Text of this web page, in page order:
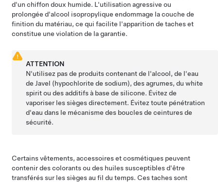
d'un chiffon doux humide. L'utilisation agressive ou
prolongée d'alcool isopropylique endommage la couche de
finition du matériau, ce qui facilite l'apparition de taches et
constitue une violation de la garantie.
ATTENTION
N'utilisez pas de produits contenant de l'alcool, de l'eau
de Javel (hypochlorite de sodium), des agrumes, du white
spirit ou des additifs à base de silicone. Évitez de
vaporiser les sièges directement. Évitez toute pénétration
d'eau dans le mécanisme des boucles de ceintures de
sécurité.
Certains vêtements, accessoires et cosmétiques peuvent
contenir des colorants ou des huiles susceptibles d'être
transférés sur les sièges au fil du temps. Ces taches sont